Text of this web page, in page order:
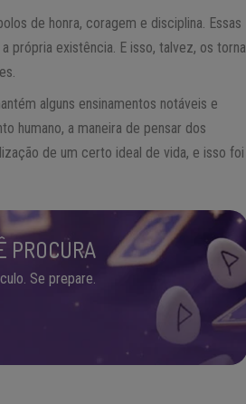
de honra, coragem e disciplina. Essas
própria existência. E isso, talvez, os torna
alguns ensinamentos notáveis ​​e
humano, a maneira de pensar dos
de um certo ideal de vida, e isso foi
PROCURA
Se prepare.